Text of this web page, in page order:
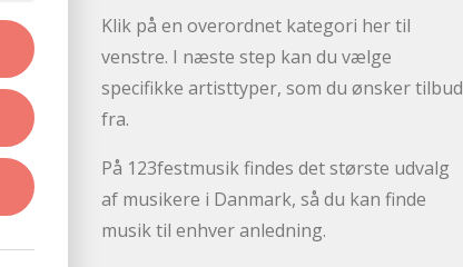
Klik på en overordnet kategori her til
venstre. I næste step kan du vælge
specifikke artisttyper, som du ønsker tilbud
fra.
På 123festmusik findes det største udvalg
af musikere i Danmark, så du kan finde
musik til enhver anledning.